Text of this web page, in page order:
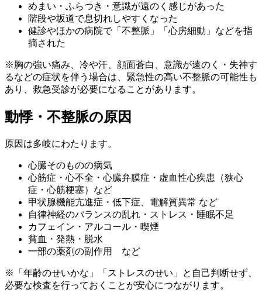
めまい・ふらつき・意識が遠のく感じがあった
階段や坂道で息切れしやすくなった
健診やほかの病院で「不整脈」「心房細動」などを指
摘された
※胸の強い痛み、冷や汗、顔面蒼白、意識が遠のく・失神す
るなどの症状を伴う場合は、緊急性の高い不整脈の可能性も
あり、救急受診が必要になることがあります。
動悸・不整脈の原因
原因は多岐にわたります。
心臓そのものの病気
心筋症・心不全・心臓弁膜症・虚血性心疾患（狭心
症・心筋梗塞）など
甲状腺機能亢進症・低下症、電解質異常 など
自律神経のバランスの乱れ・ストレス・睡眠不足
カフェイン・アルコール・喫煙
貧血・発熱・脱水
一部の薬剤の副作用 など
※「年齢のせいかな」「ストレスのせい」と自己判断せず、
必要な検査を行っておくことが安心につながります。